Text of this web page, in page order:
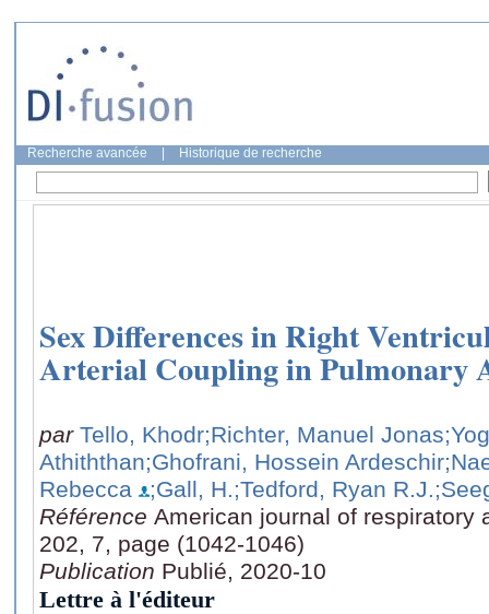
Recherche avancée Historique de recherche
Sex Differences in Right
Arterial Coupling in Pulmonary
par Tello, Khodr;Richter, Manuel Jonas
Athiththan;Ghofrani, Hossein Ardeschir
Rebecca
;Gall, H.;Tedford, Ryan R.J.
Référence American journal of respiratory
202, 7, page (1042-1046)
Publication Publié, 2020-10
Lettre à l'éditeur